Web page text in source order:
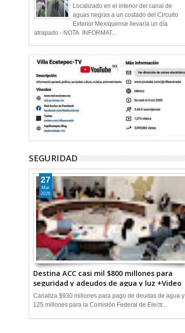
Localizado en el interior del canal de
aguas negras a un costado del Circuito
Exterior Mexiquense llevaría un día
atrapado - NOTA INFORMAT...
SEGURIDAD
Destina ACC casi mil $800 millones para
seguridad y adeudos de agua y luz +Video
27
Mar
2026
Canaliza $930 millones para pago de deudas de agua y
125 millones para la Comisión Federal de Electr...